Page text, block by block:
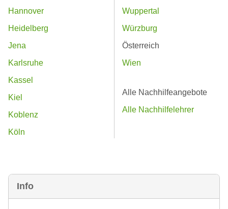
Info
Hannover
Heidelberg
Jena
Karlsruhe
Kassel
Kiel
Koblenz
Köln
Wuppertal
Würzburg
Österreich
Wien
Alle Nachhilfeangebote
Alle Nachhilfelehrer